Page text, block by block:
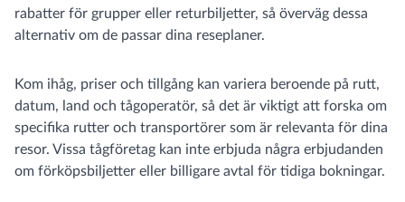
rabatter för grupper eller returbiljetter, så överväg dessa
alternativ om de passar dina reseplaner.
Kom ihåg, priser och tillgång kan variera beroende på rutt,
datum, land och tågoperatör, så det är viktigt att forska om
specifika rutter och transportörer som är relevanta för dina
resor. Vissa tågföretag kan inte erbjuda några erbjudanden
om förköpsbiljetter eller billigare avtal för tidiga bokningar.